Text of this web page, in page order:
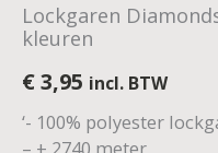
Lockgaren
kleuren
€3,95 incl. BTW
‘- 100% polyester
– ± 2740 meter